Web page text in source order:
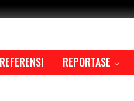
REFERENSI REPORTASE